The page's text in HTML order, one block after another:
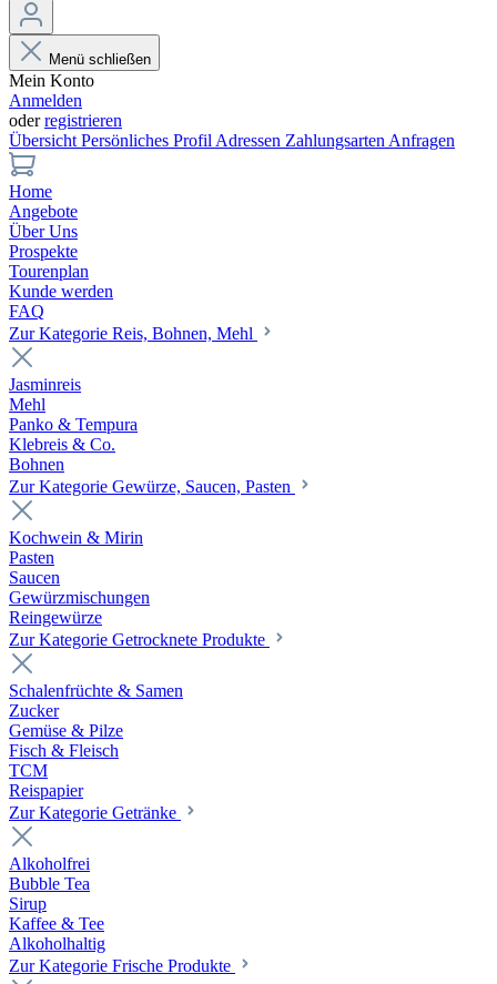
Menü schließen
Mein Konto
Anmelden
oderregistrieren
Übersicht Persönliches Profil Adressen Zahlungsarten Anfragen
Home
Angebote
Über Uns
Prospekte
Tourenplan
Kunde werden
FAQ
Zur Kategorie Reis, Bohnen, Mehl
Jasminreis
Mehl
Panko & Tempura
Klebreis & Co.
Bohnen
Zur Kategorie Gewürze, Saucen, Pasten
Kochwein & Mirin
Pasten
Saucen
Gewürzmischungen
Reingewürze
Zur Kategorie Getrocknete Produkte
Schalenfrüchte & Samen
Zucker
Gemüse & Pilze
Fisch & Fleisch
TCM
Reispapier
Zur Kategorie Getränke
Alkoholfrei
Bubble Tea
Sirup
Kaffee & Tee
Alkoholhaltig
Zur Kategorie Frische Produkte